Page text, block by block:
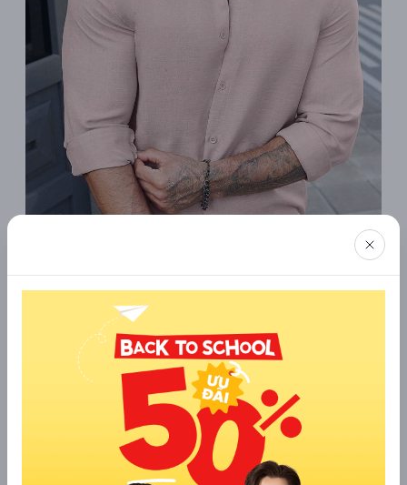
Hoàn thiện trang phục bằng đôi giày oxford đen bóng hoặc
giày lười da, cùng với một chiếc đồng hồ cổ điển để tăng
thêm phần lịch lãm và phong cách cho các buổi tiệc hay sự
5. Phối áo sơ mi nam hồng và quần